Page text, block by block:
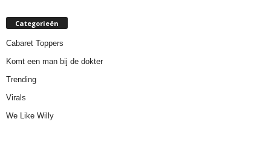
Categorieën
Cabaret Toppers
Komt een man bij de dokter
Trending
Virals
We Like Willy